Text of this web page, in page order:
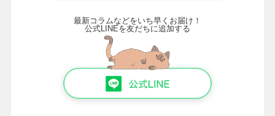
最新コラムなどをいち早くお届け！
公式LINEを友だちに追加する